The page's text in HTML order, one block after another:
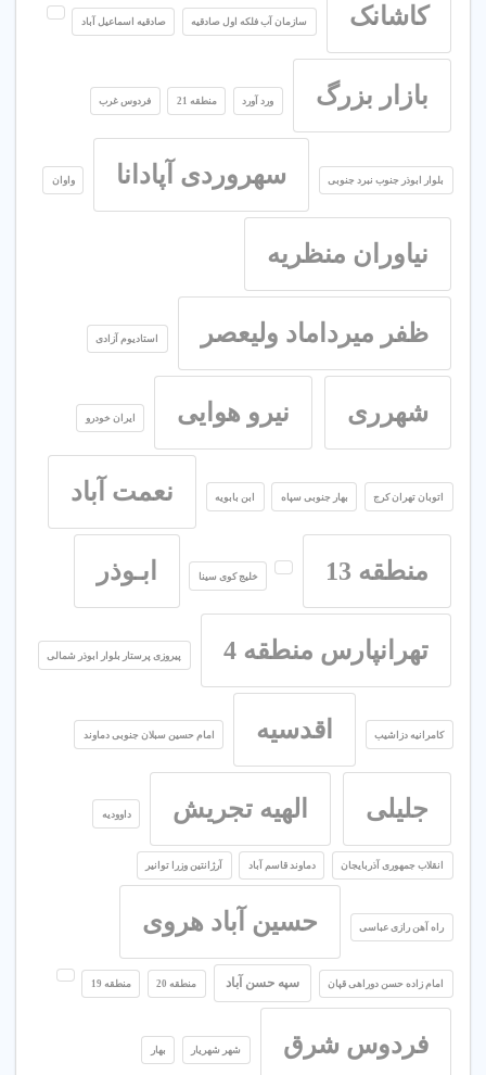
کاشانک سازمان آب فلکه اول صادقیه صادقیه اسماعیل آباد
بازار بزرگ ورد آورد منطقه 21 فردوس غرب
بلوار ابوذر جنوب نبرد جنوبی سهروردی آپادانا واوان
نیاوران منظریه
ظفر میرداماد ولیعصر استادیوم آزادی
شهرری نیرو هوایی ایران خودرو
اتوبان تهران کرج بهار جنوبی سپاه ابن بابویه نعمت آباد
منطقه 13 خلیج کوی سینا ابـوذر
تهرانپارس منطقه 4 پیروزی پرستار بلوار ابوذر شمالی
کامرانیه دزاشیب اقدسیه امام حسین سبلان جنوبی دماوند
جلیلی الهیه تجریش داوودیه
انقلاب جمهوری آذربایجان دماوند قاسم آباد آرژانتین وزرا توانیر
راه آهن رازی عباسی حسین آباد هروی
امام زاده حسن دوراهی قپان سپه حسن آباد منطقه 20 منطقه 19
فردوس شرق شهر شهریار بهار